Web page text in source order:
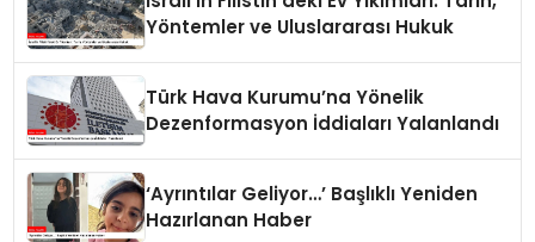
Yöntemler ve Uluslararası Hukuk
Türk Hava Kurumu’na Yönelik
Dezenformasyon İddiaları Yalanlandı
‘Ayrıntılar Geliyor…’ Başlıklı Yeniden
Hazırlanan Haber